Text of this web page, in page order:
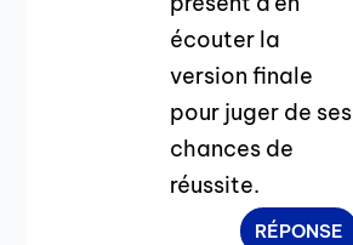
écouter la
version finale
pour juger de ses
chances de
réussite.
RÉPONSE